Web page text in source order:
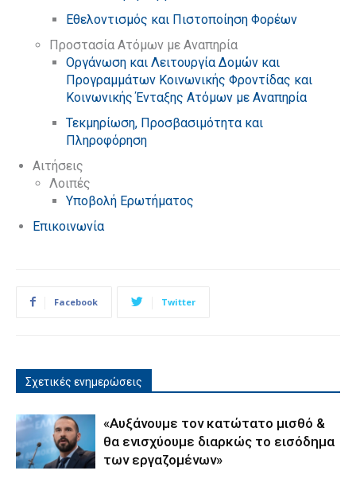
Εθελοντισμός και Πιστοποίηση Φορέων
Προστασία Ατόμων με Αναπηρία
Οργάνωση και Λειτουργία Δομών και
Προγραμμάτων Κοινωνικής Φροντίδας και
Κοινωνικής Ένταξης Ατόμων με Αναπηρία
Τεκμηρίωση, Προσβασιμότητα και
Πληροφόρηση
Αιτήσεις
Λοιπές
Υποβολή Ερωτήματος
Επικοινωνία
Facebook Twitter
Σχετικές ενημερώσεις
«Αυξάνουμε τον κατώτατο μισθό &
θα ενισχύουμε διαρκώς το εισόδημα
των εργαζομένων»